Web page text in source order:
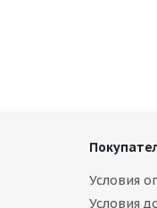
Условия
Условия